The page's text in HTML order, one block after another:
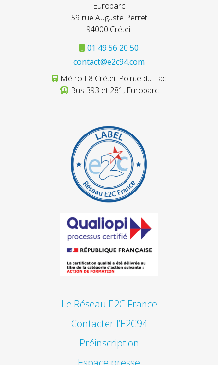
Europarc
59 rue Auguste Perret
94000 Créteil
01 49 56 20 50
contact@e2c94.com
Métro L8 Créteil Pointe du Lac
Bus 393 et 281, Europarc
Le Réseau E2C France
Contacter l’E2C94
Préinscription
Espace presse